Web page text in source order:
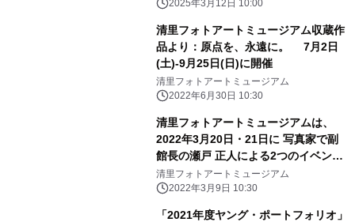
2025年3月12日 10:00
清里フォトアートミュージアム収蔵作
品より：原点を、永遠に。 7月2日
(土)-9月25日(日)に開催
清里フォトアートミュージアム
2022年6月30日 10:30
清里フォトアートミュージアムは、
2022年3月20日・21日に 写真家で副
館長の瀬戸 正人による2つのイベント
を開催！
清里フォトアートミュージアム
2022年3月9日 10:30
「2021年度ヤング・ポートフォリオ」